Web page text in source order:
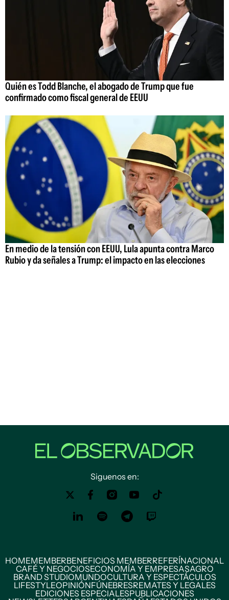
Quién es Todd Blanche, el abogado de Trump que fue
confirmado como fiscal general de EEUU
En medio de la tensión con EEUU, Lula apunta contra Marco
Rubio y da señales a Trump: el impacto en las elecciones
Siguenos en:
HOMEMEMBERBENEFICIOS MEMBERREFERÍNACIONAL
CAFÉ Y NEGOCIOSECONOMÍA Y EMPRESASAGRO
BRAND STUDIOMUNDOCULTURA Y ESPECTÁCULOS
LIFESTYLEOPINIÓNFÚNEBRESREMATES Y LEGALES
EDICIONES ESPECIALESPUBLICACIONES